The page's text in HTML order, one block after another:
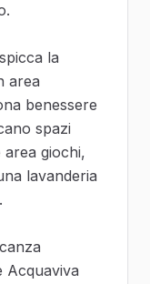
la
area
benessere
spazi
giochi,
lavanderia
Acquaviva